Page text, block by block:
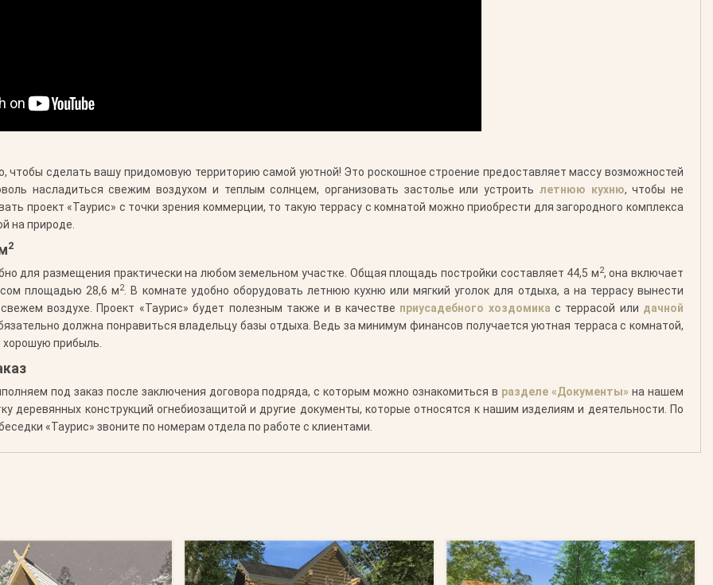
чтобы сделать вашу придомовую территорию самой уютной! Это роскошное строение предоставляет массу возможностей
насладиться свежим воздухом и теплым солнцем, организовать застолье или устроить летнюю кухню, чтобы не
проект «Таурис» с точки зрения коммерции, то такую террасу с комнатой можно приобрести для загородного комплекса
на природе.
2
для размещения практически на любом земельном участке. Общая площадь постройки составляет 44,5 м2, она включает
площадью 28,6 м2. В комнате удобно оборудовать летнюю кухню или мягкий уголок для отдыха, а на террасу вынести
воздухе. Проект «Таурис» будет полезным также и в качестве приусадебного хоздомика с террасой или дачной
должна понравиться владельцу базы отдыха. Ведь за минимум финансов получается уютная терраса с комнатой,
прибыль.
под заказ после заключения договора подряда, с которым можно ознакомиться в разделе «Документы» на нашем
деревянных конструкций огнебиозащитой и другие документы, которые относятся к нашим изделиям и деятельности. По
«Таурис» звоните по номерам отдела по работе с клиентами.